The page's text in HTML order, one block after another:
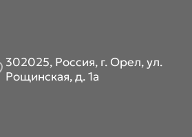
302025, Россия, г. Орел, ул.
Рощинская, д. 1а